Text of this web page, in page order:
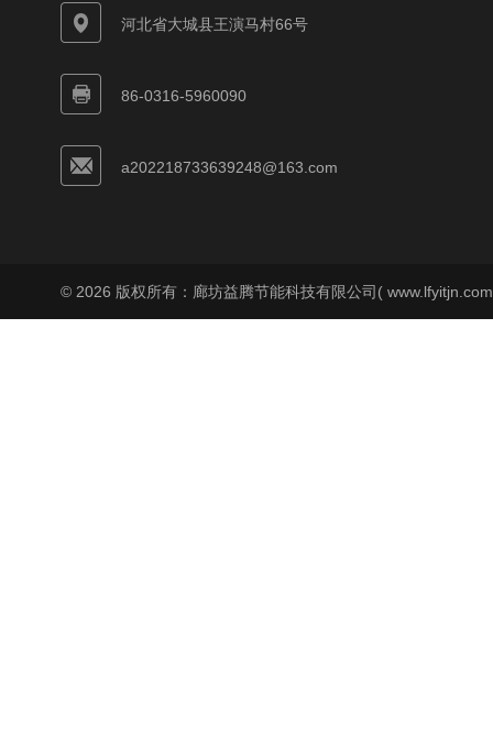
河北省大城县王演马村66号
86-0316-5960090
a202218733639248@163.com
© 2026 版权所有：廊坊益腾节能科技有限公司(